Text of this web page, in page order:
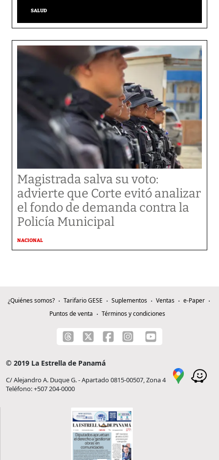
SALUD
Magistrada salva su voto:
advierte que Corte evitó analizar
el fondo de demanda contra la
Policía Municipal
NACIONAL
¿Quiénes somos? Tarifario GESE Suplementos Ventas
e-Paper
Puntos de venta
Términos y condiciones
© 2019 La Estrella de Panamá
C/ Alejandro A. Duque G. - Apartado 0815-00507, Zona 4
Teléfono: +507 204-0000